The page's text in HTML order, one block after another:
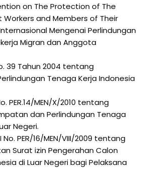
on The Protection of The
Workers and Members of Their
Mengenai Perlindungan
Migran dan Anggota
39 Tahun 2004 tentang
Tenaga Kerja Indonesia
PER.14/MEN/X/2010 tentang
dan Perlindungan Tenaga
Negeri.
PER/16/MEN/VIII/2009 tentang
Surat izin Pengerahan Calon
di Luar Negeri bagi Pelaksana